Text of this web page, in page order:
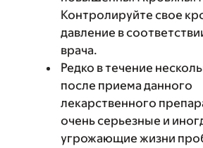
Контролируйте свое
давление в
врача.
Редко в течение
после приема данного
лекарственного
очень серьезные и
угрожающие жизни